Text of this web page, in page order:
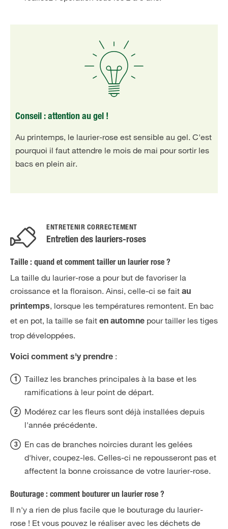
Conseil : attention au gel !
Au printemps, le laurier-rose est sensible au gel. C'est
pourquoi il faut attendre le mois de mai pour sortir les
bacs en plein air.
ENTRETENIR CORRECTEMENT
Entretien des lauriers-roses
Taille : quand et comment tailler un laurier rose ?
La taille du laurier-rose a pour but de favoriser la
croissance et la floraison. Ainsi, celle-ci se fait au
printemps, lorsque les températures remontent. En bac
et en pot, la taille se fait en automne pour tailler les tiges
trop développées.
Voici comment s'y prendre :
Taillez les branches principales à la base et les
ramifications à leur point de départ.
Modérez car les fleurs sont déjà installées depuis
l'année précédente.
En cas de branches noircies durant les gelées
d'hiver, coupez-les. Celles-ci ne repousseront pas et
affectent la bonne croissance de votre laurier-rose.
Bouturage : comment bouturer un laurier rose ?
Il n'y a rien de plus facile que le bouturage du laurier-
rose ! Et vous pouvez le réaliser avec les déchets de